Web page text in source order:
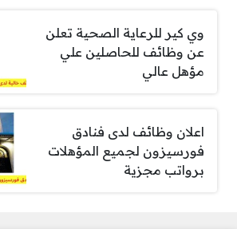
وي كير للرعاية الصحية تعلن
عن وظائف للحاصلين علي
مؤهل عالي
اعلان وظائف لدى فنادق
فورسيزون لجميع المؤهلات
برواتب مجزية